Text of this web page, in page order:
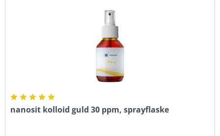
nanosit kolloid guld 30 ppm, sprayflaske